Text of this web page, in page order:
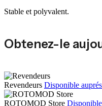
Stable et polyvalent.
Obtenez-le
Revendeurs Disponible
ROTOMOD Store